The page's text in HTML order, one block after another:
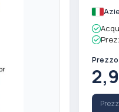
immagini